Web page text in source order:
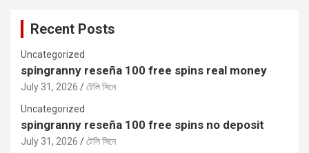
Recent Posts
Uncategorized
spingranny reseña 100 free spins real money
July 31, 2026
টেলি সিনে
Uncategorized
spingranny reseña 100 free spins no deposit
July 31, 2026
টেলি সিনে